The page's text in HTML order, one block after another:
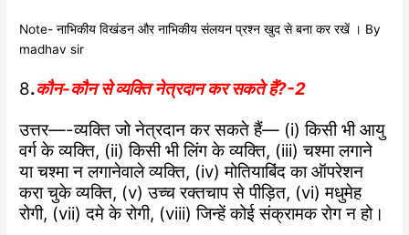
Note- नाभिकीय विखंडन और नाभिकीय संलयन प्रश्न खुद से बना कर रखें । By
madhav sir
8.कौन-कौन से व्यक्ति नेत्रदान कर सकते हैं?-2
उत्तर—-व्यक्ति जो नेत्रदान कर सकते हैं— (i) किसी भी आयु
वर्ग के व्यक्ति, (ii) किसी भी लिंग के व्यक्ति, (iii) चश्मा लगाने
या चश्मा न लगानेवाले व्यक्ति, (iv) मोतियाबिंद का ऑपरेशन
करा चुके व्यक्ति, (v) उच्च रक्तचाप से पीड़ित, (vi) मधुमेह
रोगी, (vii) दमे के रोगी, (viii) जिन्हें कोई संक्रामक रोग न हो।